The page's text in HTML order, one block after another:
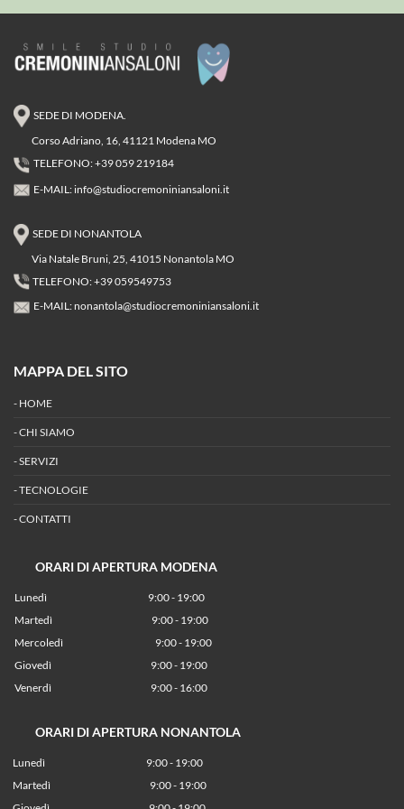
SEDE DI MODENA.
Corso Adriano, 16, 41121 Modena MO
TELEFONO: +39 059 219184
E-MAIL: info@studiocremoniniansaloni.it
SEDE DI NONANTOLA
Via Natale Bruni, 25, 41015 Nonantola MO
TELEFONO: +39 059549753
E-MAIL:nonantola@studiocremoniniansaloni.it
MAPPA DEL SITO
- HOME
-CHI SIAMO
-SERVIZI
-TECNOLOGIE
-CONTATTI
ORARI DI APERTURA MODENA
Lunedì 9:00 - 19:00
Martedì 9:00 - 19:00
Mercoledì 9:00 - 19:00
Giovedì 9:00 - 19:00
Venerdì 9:00 - 16:00
ORARI DI APERTURA NONANTOLA
Lunedì 9:00 - 19:00
Martedì 9:00 - 19:00